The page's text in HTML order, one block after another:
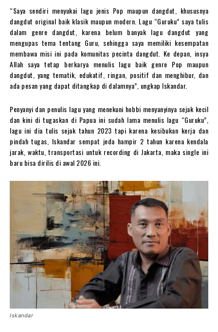
“Saya sendiri menyukai lagu jenis Pop maupun dangdut, khususnya
dangdut original baik klasik maupun modern. Lagu “Guruku” saya tulis
dalam genre dangdut, karena belum banyak lagu dangdut yang
mengupas tema tentang Guru, sehingga saya memiliki kesempatan
membawa misi ini pada komunitas pecinta dangdut. Ke depan, insya
Allah saya tetap berkarya menulis lagu baik genre Pop maupun
dangdut, yang tematik, edukatif, ringan, positif dan menghibur, dan
ada pesan yang dapat ditangkap di dalamnya”, ungkap Iskandar.
Penyanyi dan penulis lagu yang menekuni hobbi menyanyinya sejak kecil
dan kini di tugaskan di Papua ini sudah lama menulis lagu “Guruku”,
lagu ini dia tulis sejak tahun 2023 tapi karena kesibukan kerja dan
pindah tugas, Iskandar sempat jeda hampir 2 tahun karena kendala
jarak, waktu, transportasi untuk recording di Jakarta, maka single ini
baru bisa dirilis di awal 2026 ini.
Iskandar